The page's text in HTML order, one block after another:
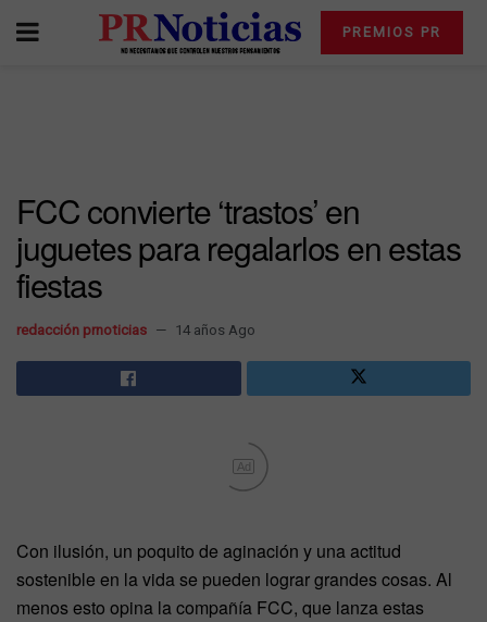
PREMIOS PR
FCC convierte ‘trastos’ en
juguetes para regalarlos en estas
fiestas
redacción prnoticias 14 años Ago
Ad
Con ilusión, un poquito de aginación y una actitud
sostenible en la vida se pueden lograr grandes cosas. Al
menos esto opina la compañía FCC, que lanza estas